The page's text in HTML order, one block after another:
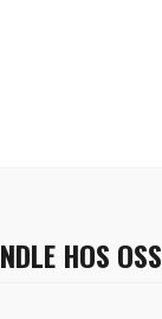
HOS OSS